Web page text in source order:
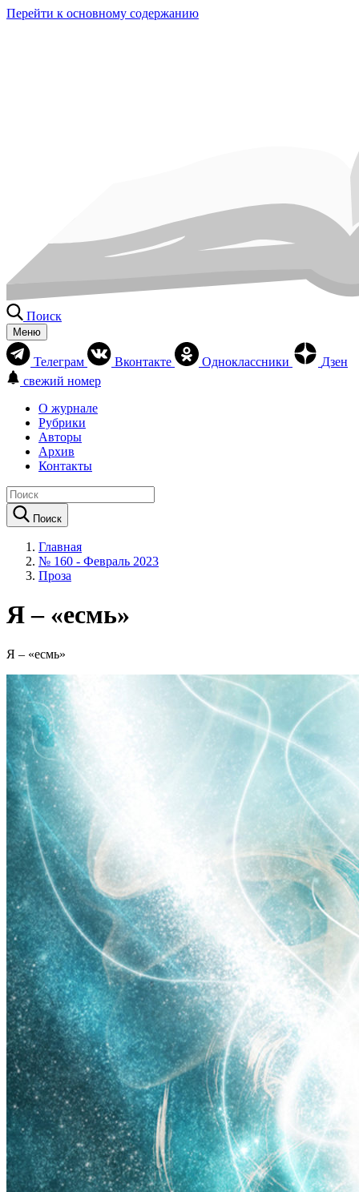
Перейти к основному содержанию
Поиск
Меню
Телеграм Вконтакте Одноклассники
Дзен
свежий номер
О журнале
Рубрики
Авторы
Архив
Контакты
Поиск
Главная
№ 160 - Февраль 2023
Проза
Я – «есмь»
Я – «есмь»